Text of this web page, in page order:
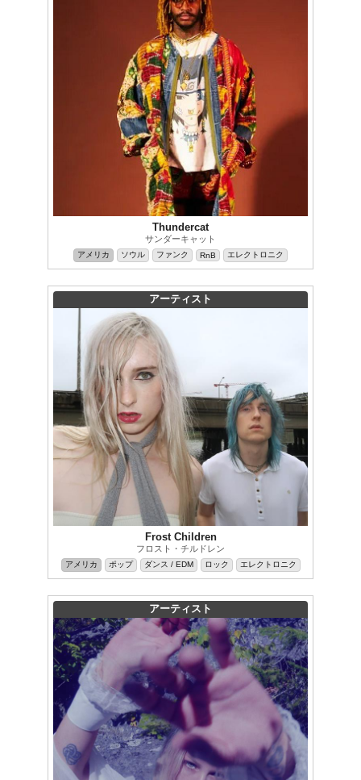
Thundercat
サンダーキャット
アメリカ ソウル ファンク RnB エレクトロニク
アーティスト
Frost Children
フロスト・チルドレン
アメリカ ポップ ダンス / EDM ロック エレクトロニク
アーティスト